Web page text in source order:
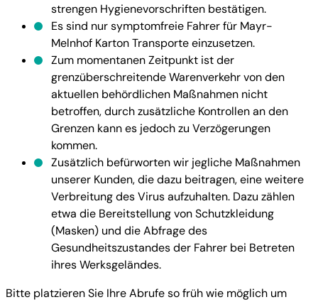
strengen Hygienevorschriften bestätigen.
Es sind nur symptomfreie Fahrer für Mayr-
Melnhof Karton Transporte einzusetzen.
Zum momentanen Zeitpunkt ist der
grenzüberschreitende Warenverkehr von den
aktuellen behördlichen Maßnahmen nicht
betroffen, durch zusätzliche Kontrollen an den
Grenzen kann es jedoch zu Verzögerungen
kommen.
Zusätzlich befürworten wir jegliche Maßnahmen
unserer Kunden, die dazu beitragen, eine weitere
Verbreitung des Virus aufzuhalten. Dazu zählen
etwa die Bereitstellung von Schutzkleidung
(Masken) und die Abfrage des
Gesundheitszustandes der Fahrer bei Betreten
ihres Werksgeländes.
Bitte platzieren Sie Ihre Abrufe so früh wie möglich um